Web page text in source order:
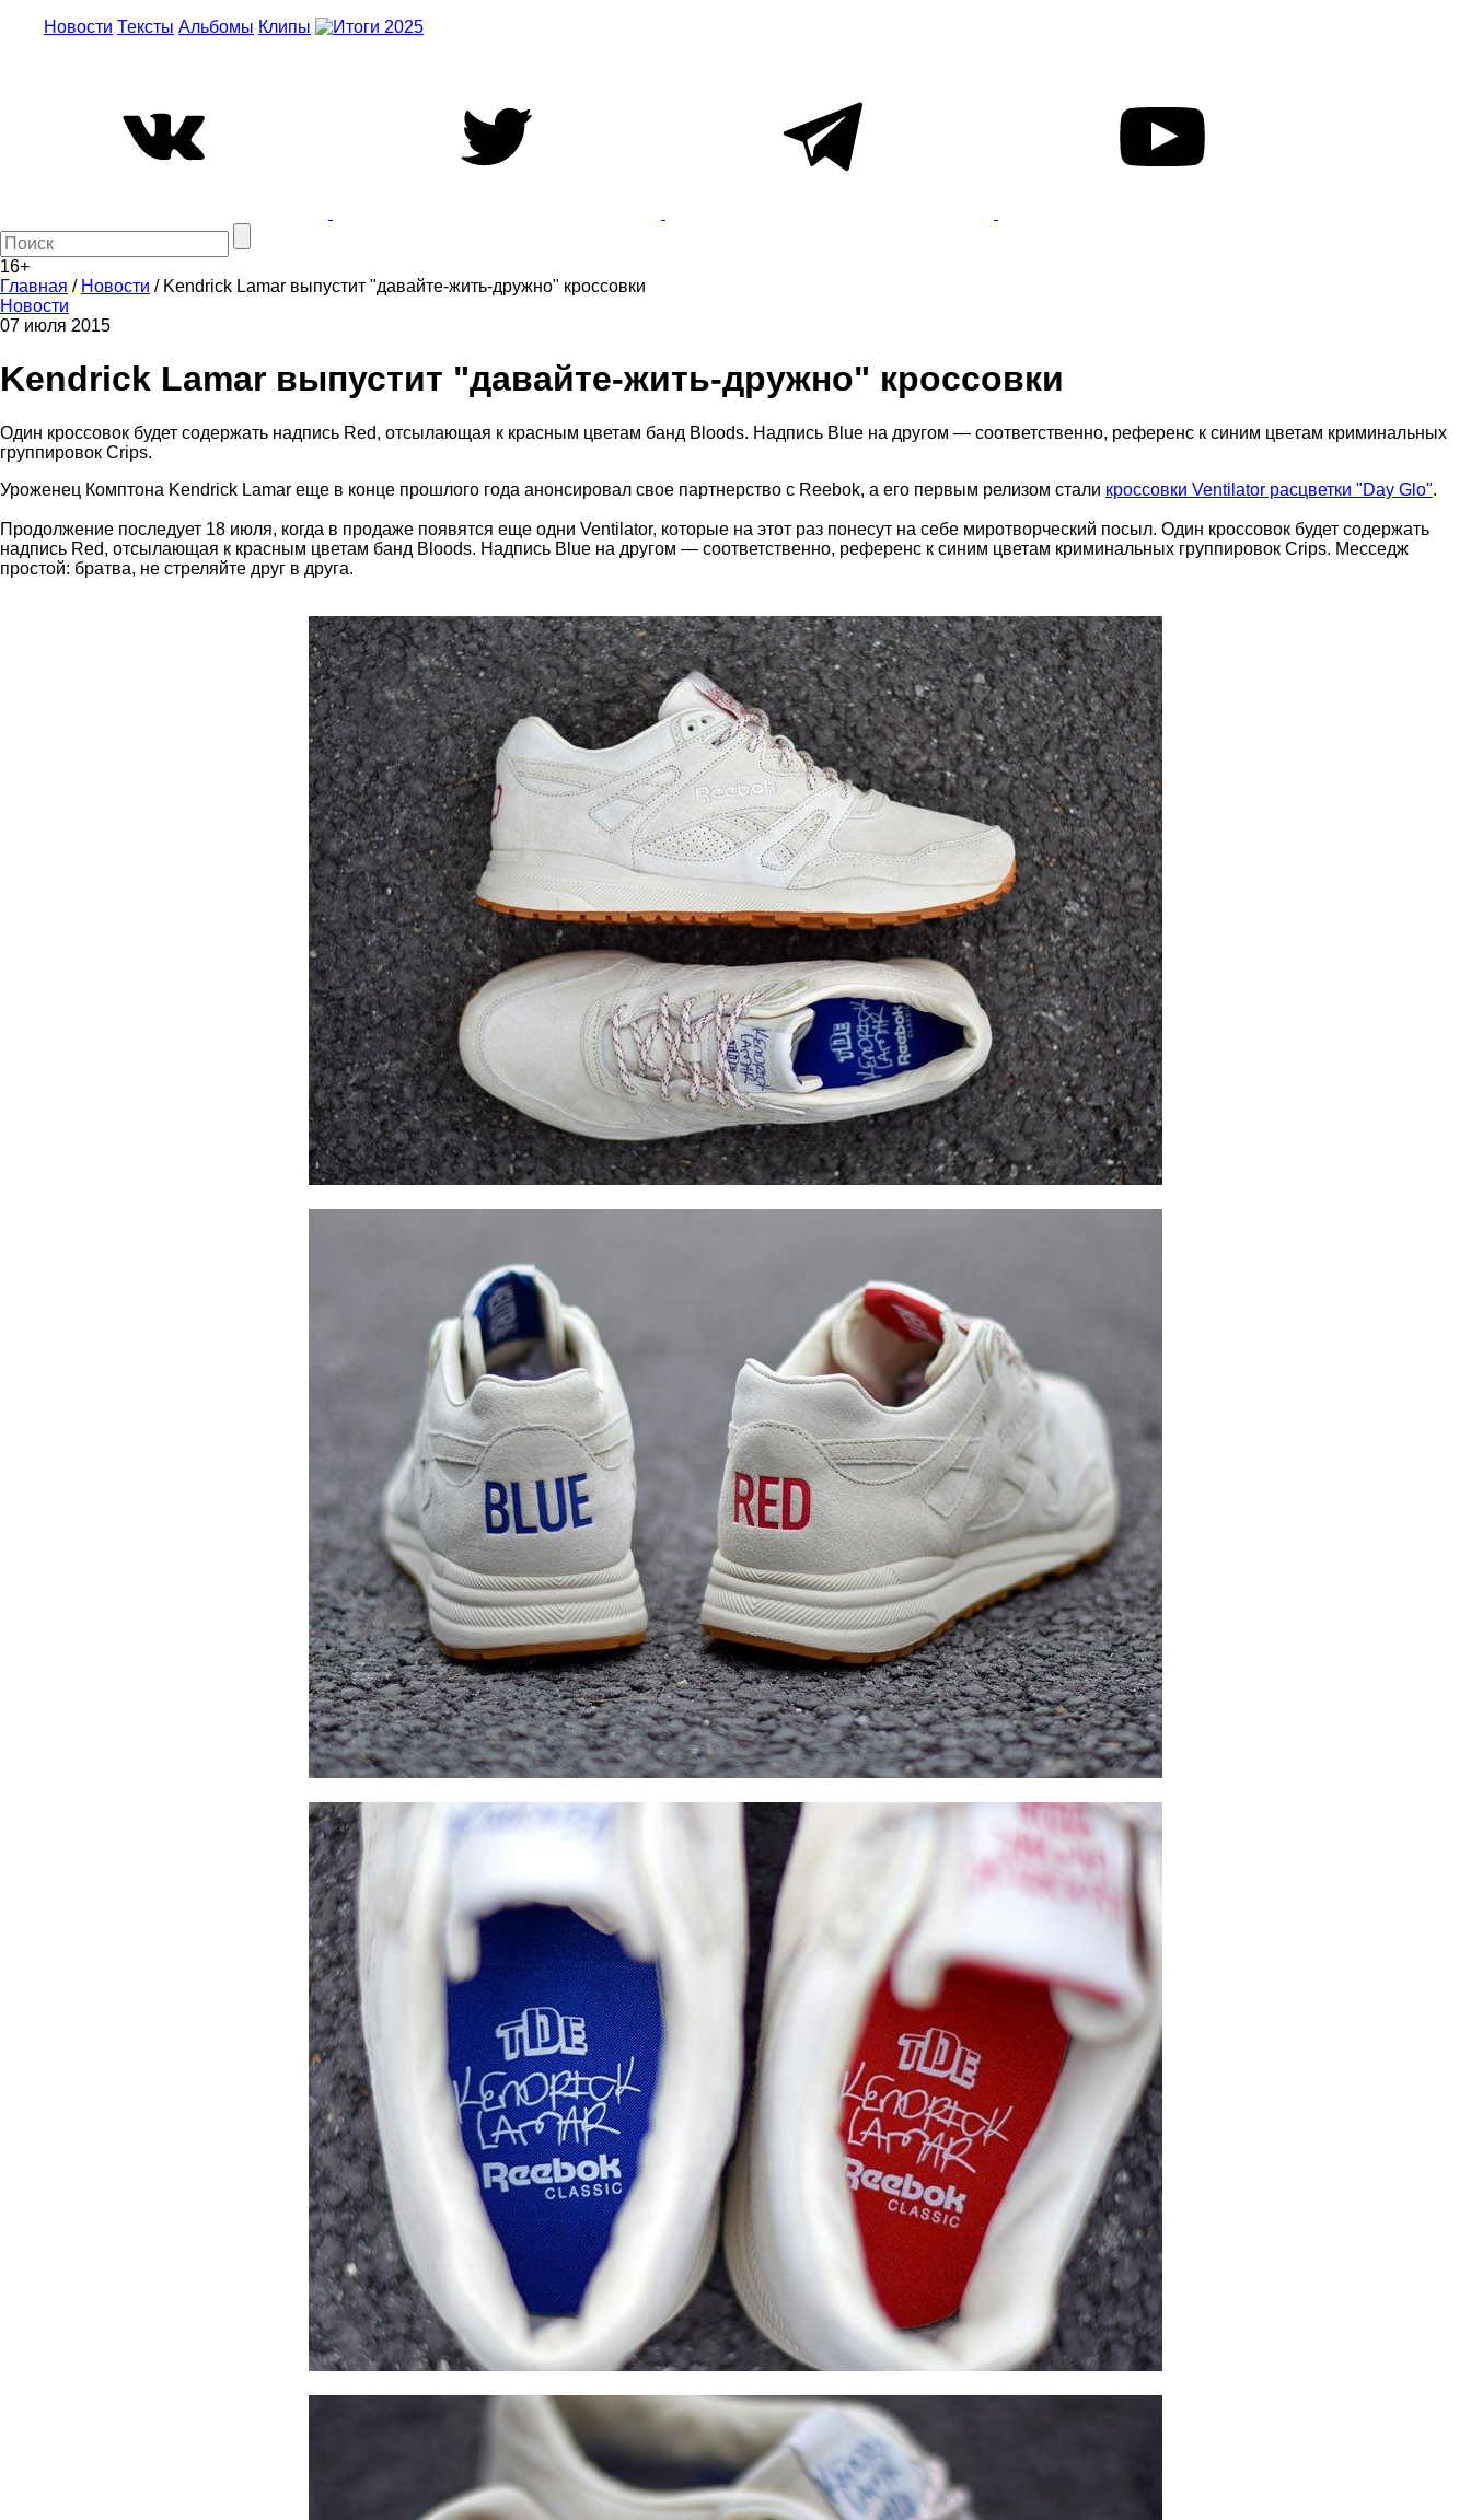
Новости Тексты Альбомы Клипы
16+
Главная / Новости / Kendrick Lamar выпустит "давайте-жить-дружно" кроссовки
Новости
07 июля 2015
Kendrick Lamar выпустит "давайте-жить-дружно" кроссовки
Один кроссовок будет содержать надпись Red, отсылающая к красным цветам банд Bloods. Надпись Blue на другом — соответственно, референс к синим цветам криминальных
группировок Crips.
Уроженец Комптона Kendrick Lamar еще в конце прошлого года анонсировал свое партнерство с Reebok, а его первым релизом стали кроссовки Ventilator расцветки "Day Glo".
Продолжение последует 18 июля, когда в продаже появятся еще одни Ventilator, которые на этот раз понесут на себе миротворческий посыл. Один кроссовок будет содержать
надпись Red, отсылающая к красным цветам банд Bloods. Надпись Blue на другом — соответственно, референс к синим цветам криминальных группировок Crips. Месседж
простой: братва, не стреляйте друг в друга.